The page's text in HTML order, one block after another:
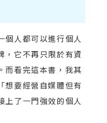
個人都可以進行個人
，它不再只限於有資
而看完這本書，我其
想要經營自媒體但有
上了一門強效的個人